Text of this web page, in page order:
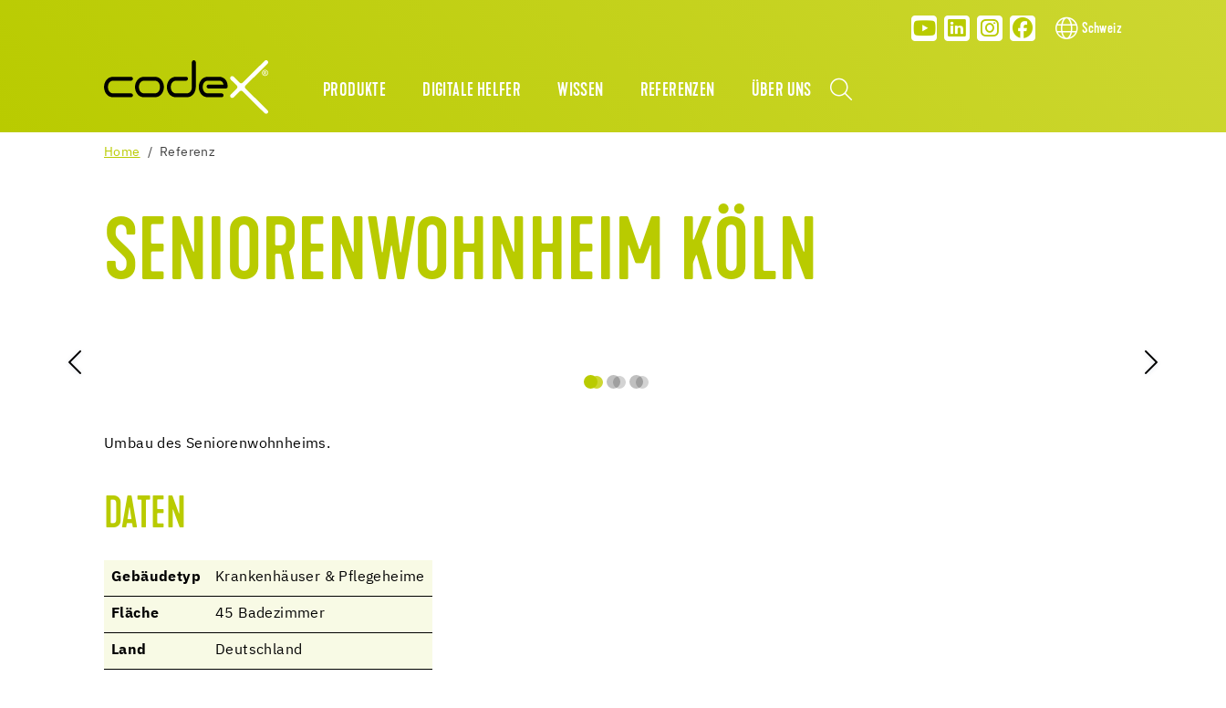
Schweiz
PRODUKTE DIGITALE HELFER WISSEN REFERENZEN ÜBER UNS
Home Referenz
SENIORENWOHNHEIM KÖLN
Umbau des Seniorenwohnheims.
DATEN
Gebäudetyp Krankenhäuser & Pflegeheime
Fläche 45 Badezimmer
Land Deutschland